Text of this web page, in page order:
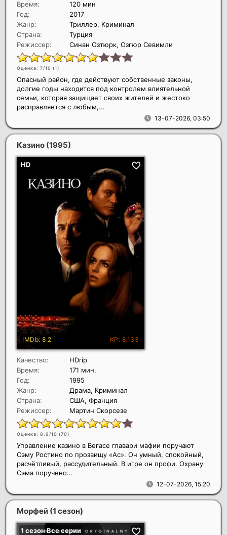
Время:
120 мин
Год:
2017
Жанр:
Триллер, Криминал
Страна:
Турция
Режиссер:
Синан Озтюрк, Озгюр Севимли
Оценка: 7/10 (1)
13-07-2026, 03:50
Опасный район, где действуют собственные законы,
долгие годы находится под контролем влиятельной
семьи, которая защищает своих жителей и жестоко
расправляется с любым,...
Казино (1995)
Качество:
HDrip
Время:
171 мин.
Год:
1995
Жанр:
Драма, Криминал
Страна:
США, Франция
Режиссер:
Мартин Скорсезе
Оценка: 8.9/10 (70)
12-07-2026, 15:20
Управление казино в Вегасе главари мафии поручают
Сэму Ростино по прозвищу «Ас». Он умный, спокойный,
расчётливый, рассудительный. В игре он профи. Охрану
Сэма поручено...
Морфей (1 сезон)